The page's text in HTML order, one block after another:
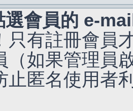
選會員的 e-
只有註冊會員
（如果管理員
止匿名使用者